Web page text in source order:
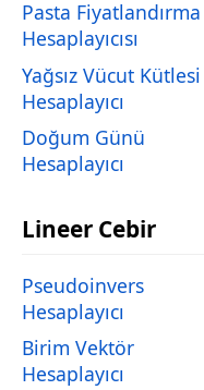
Pasta Fiyatlandırma
Hesaplayıcısı
Yağsız Vücut Kütlesi
Hesaplayıcı
Doğum Günü
Hesaplayıcı
Lineer Cebir
Pseudoinvers
Hesaplayıcı
Birim Vektör
Hesaplayıcı